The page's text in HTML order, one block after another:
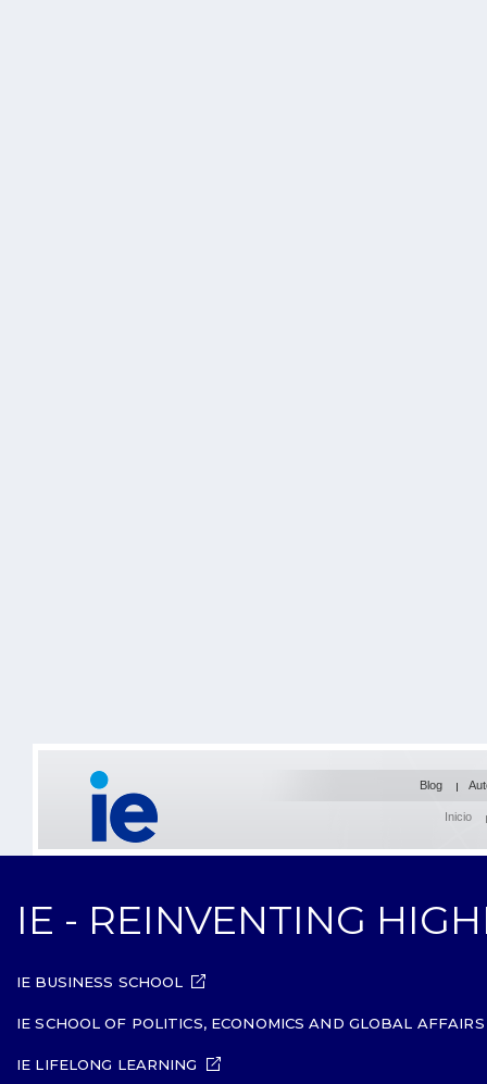
Blog
Inicio
IE - REINVENTING
IE BUSINESS SCHOOL
IE SCHOOL OF POLITICS, ECONOMICS AND GLOBAL AFFAIRS
IE LIFELONG LEARNING